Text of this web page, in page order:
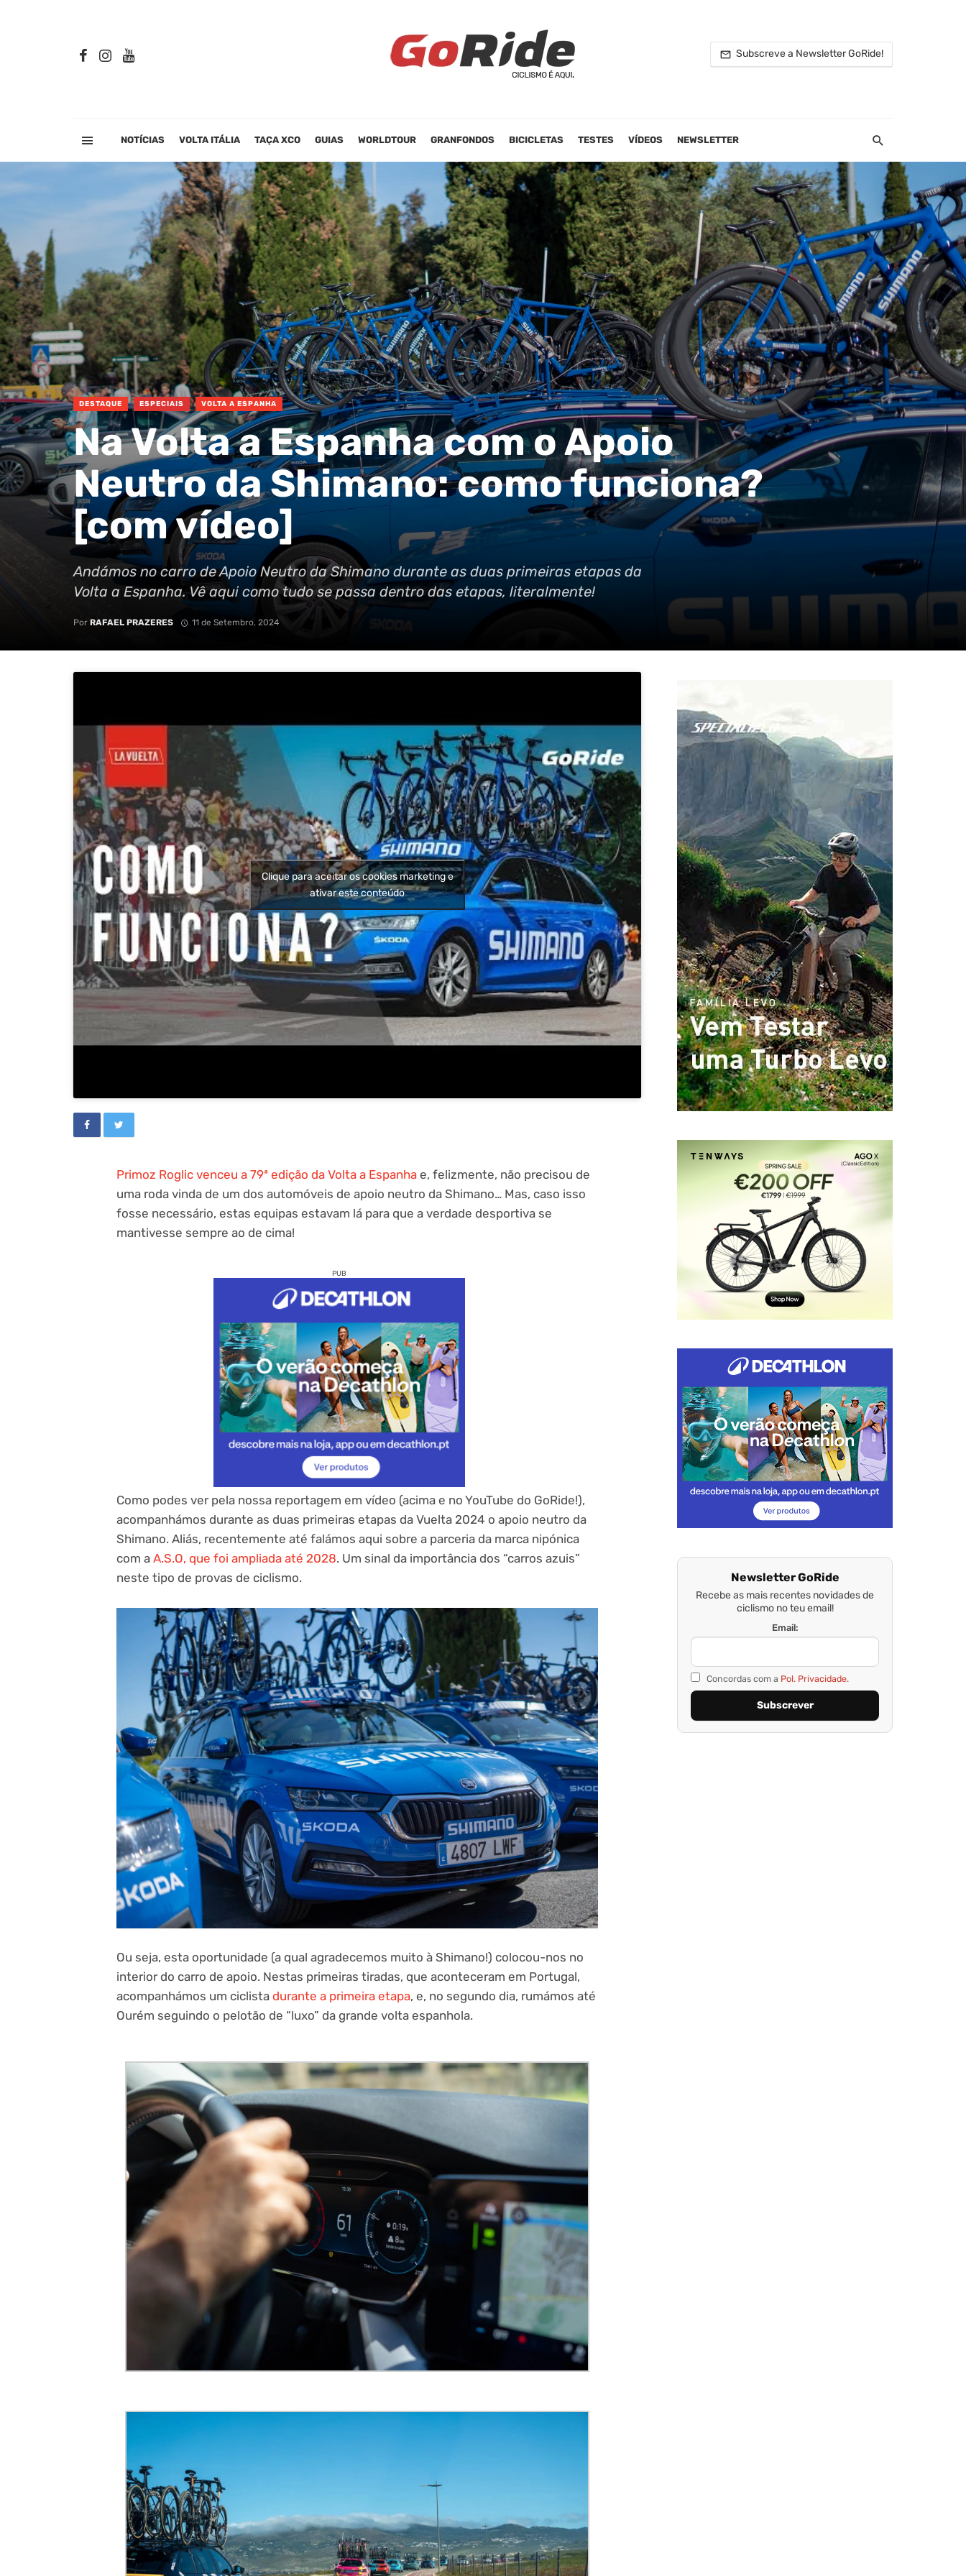
Subscreve a Newsletter GoRide!
NOTÍCIAS VOLTA ITÁLIA TAÇA XCO GUIAS WORLDTOUR GRANFONDOS BICICLETAS TESTES VÍDEOS NEWSLETTER
DESTAQUE ESPECIAIS VOLTA A ESPANHA
Na Volta a Espanha com o Apoio
Neutro da Shimano: como funciona?
[com vídeo]
Andámos no carro de Apoio Neutro da Shimano durante as duas primeiras etapas da
Volta a Espanha. Vê aqui como tudo se passa dentro das etapas, literalmente!
Por RAFAEL PRAZERES 11 de Setembro, 2024
Clique para aceitar os cookies marketing e
ativar este conteúdo
Primoz Roglic venceu a 79ª edição da Volta a Espanha e, felizmente, não precisou de
uma roda vinda de um dos automóveis de apoio neutro da Shimano… Mas, caso isso
fosse necessário, estas equipas estavam lá para que a verdade desportiva se
mantivesse sempre ao de cima!
PUB
Como podes ver pela nossa reportagem em vídeo (acima e no YouTube do GoRide!),
acompanhámos durante as duas primeiras etapas da Vuelta 2024 o apoio neutro da
Shimano. Aliás, recentemente até falámos aqui sobre a parceria da marca nipónica
com a A.S.O, que foi ampliada até 2028. Um sinal da importância dos “carros azuis”
neste tipo de provas de ciclismo.
Ou seja, esta oportunidade (a qual agradecemos muito à Shimano!) colocou-nos no
interior do carro de apoio. Nestas primeiras tiradas, que aconteceram em Portugal,
acompanhámos um ciclista durante a primeira etapa, e, no segundo dia, rumámos até
Ourém seguindo o pelotão de “luxo” da grande volta espanhola.
Newsletter GoRide
Recebe as mais recentes novidades de
ciclismo no teu email!
Email:
Concordas com a Pol. Privacidade.